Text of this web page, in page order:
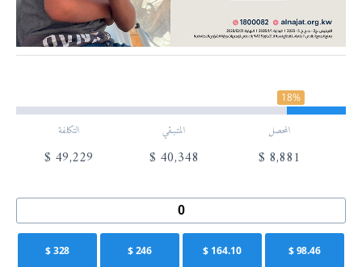
18%
التكلفة
49,229
$
المتـبـقي
40,348
$
المحصل
8,881
$
98.46
$
164.10
$
246
$
328
$